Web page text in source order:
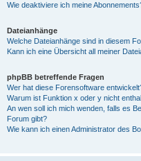
Wie deaktiviere ich meine
Dateianhänge
Welche Dateianhänge sind in diesem
Kann ich eine Übersicht all meiner
phpBB betreffende Fragen
Wer hat diese Forensoftware
Warum ist Funktion x oder y nicht
An wen soll ich mich wenden, falls es
Forum gibt?
Wie kann ich einen Administrator des